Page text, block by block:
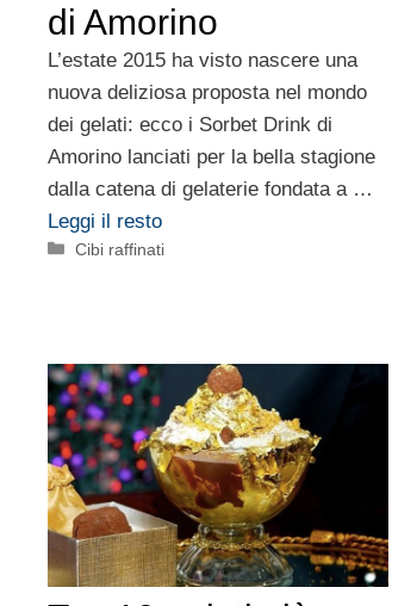
di Amorino
L’estate 2015 ha visto nascere una
nuova deliziosa proposta nel mondo
dei gelati: ecco i Sorbet Drink di
Amorino lanciati per la bella stagione
dalla catena di gelaterie fondata a …
Leggi il resto
Categorie
Cibi raffinati